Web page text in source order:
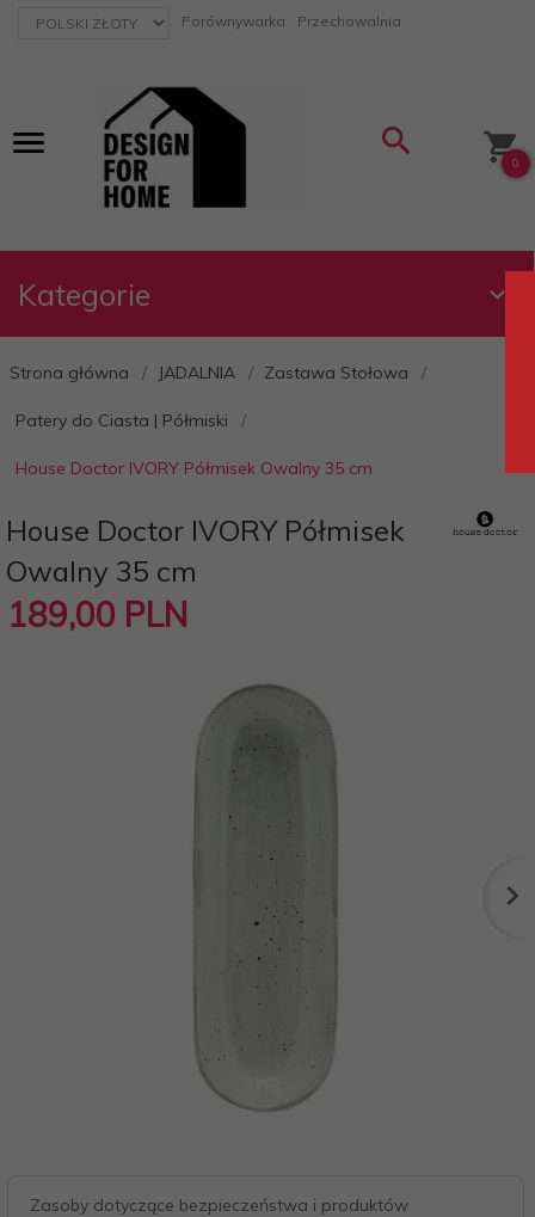
currency_h Porównywarka Przechowalnia
0
Kategorie
Strona główna JADALNIA Zastawa Stołowa
Patery do Ciasta | Półmiski
House Doctor IVORY Półmisek Owalny 35 cm
House Doctor IVORY Półmisek
Owalny 35 cm
189,00 PLN
Zasoby dotyczące bezpieczeństwa i produktów